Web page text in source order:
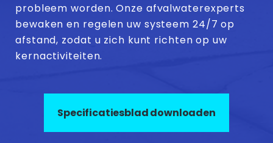
probleem worden. Onze afvalwaterexperts
bewaken en regelen uw systeem 24/7 op
afstand, zodat u zich kunt richten op uw
kernactiviteiten.
Specificatiesblad downloaden